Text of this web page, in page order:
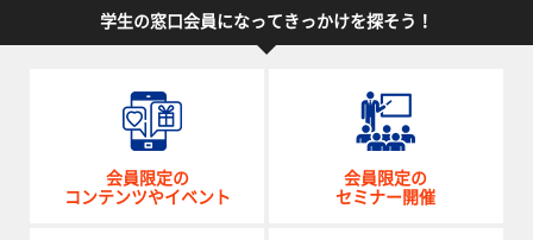
学生の窓口会員になってきっかけを探そう！
会員限定の
コンテンツやイベント
会員限定の
セミナー開催